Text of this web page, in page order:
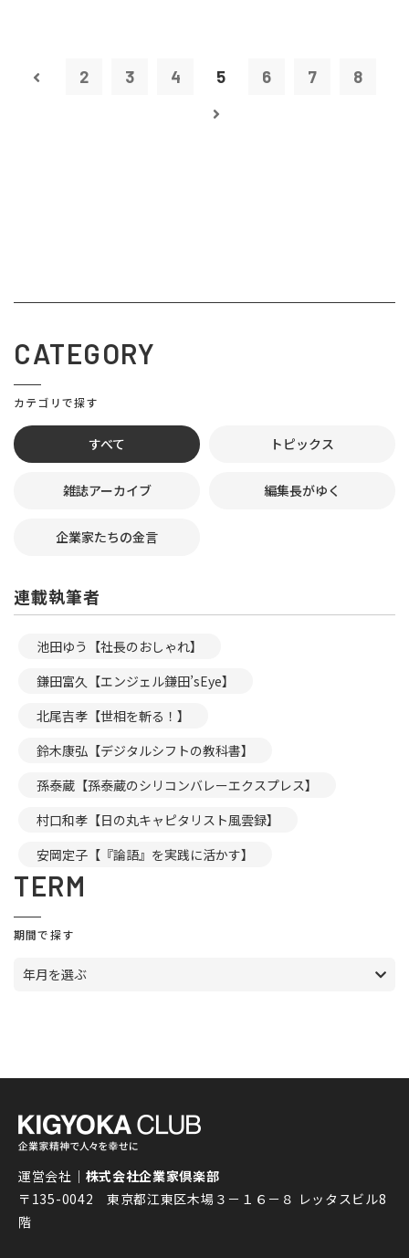
2 3 4 5 6 7 8
CATEGORY
カテゴリで探す
すべて トピックス
雑誌アーカイブ 編集長がゆく
企業家たちの金言
連載執筆者
池田ゆう【社長のおしゃれ】
鎌田富久【エンジェル鎌田’sEye】
北尾吉孝【世相を斬る！】
鈴木康弘【デジタルシフトの教科書】
孫泰蔵【孫泰蔵のシリコンバレーエクスプレス】
村口和孝【日の丸キャピタリスト風雲録】
安岡定子【『論語』を実践に活かす】
TERM
期間で探す
年月を選ぶ
運営会社｜ 株式会社企業家倶楽部
〒135-0042 東京都江東区木場３－１６－８ レッタスビル8
階